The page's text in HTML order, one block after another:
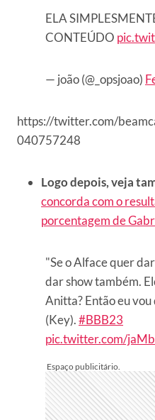
ELA
CONTEÚDO
— joão (@_opsjoao)
https://twitter.com/
040757248
Logo depois, veja
concorda com o
porcentagem de
"Se o Alface quer
dar show também.
Anitta? Então eu
(Key).#BBB23
pic.twitter.com/